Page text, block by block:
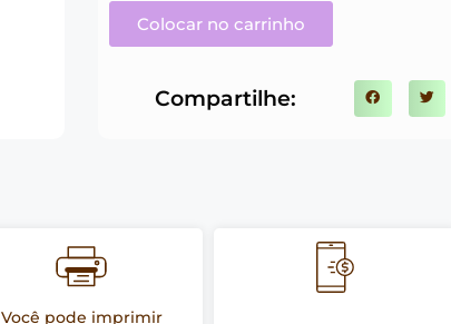
Colocar no carrinho
Compartilhe:
Você pode imprimir